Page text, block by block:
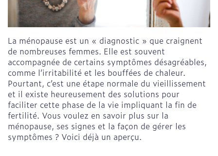
La ménopause est un « diagnostic » que craignent
de nombreuses femmes. Elle est souvent
accompagnée de certains symptômes désagréables,
comme l’irritabilité et les bouffées de chaleur.
Pourtant, c’est une étape normale du vieillissement
et il existe heureusement des solutions pour
faciliter cette phase de la vie impliquant la fin de
fertilité. Vous voulez en savoir plus sur la
ménopause, ses signes et la façon de gérer les
symptômes ? Voici déjà un aperçu.